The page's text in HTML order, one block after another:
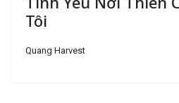
Tôi
Quang Harvest